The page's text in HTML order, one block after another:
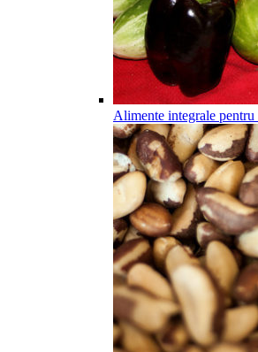
Alimente integrale pentru